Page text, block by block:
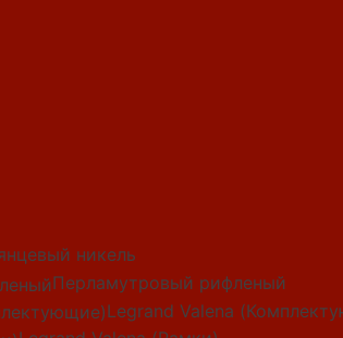
никель
Перламутровый рифленый
Legrand Valena